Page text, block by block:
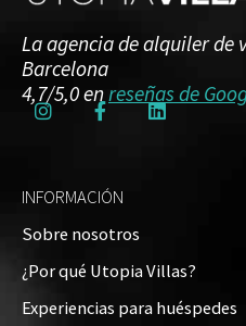
La agencia de alquiler de
Barcelona
4,7/5,0 en reseñas de
INFORMACIÓN
Sobre nosotros
¿Por qué Utopia Villas?
Experiencias para huéspedes